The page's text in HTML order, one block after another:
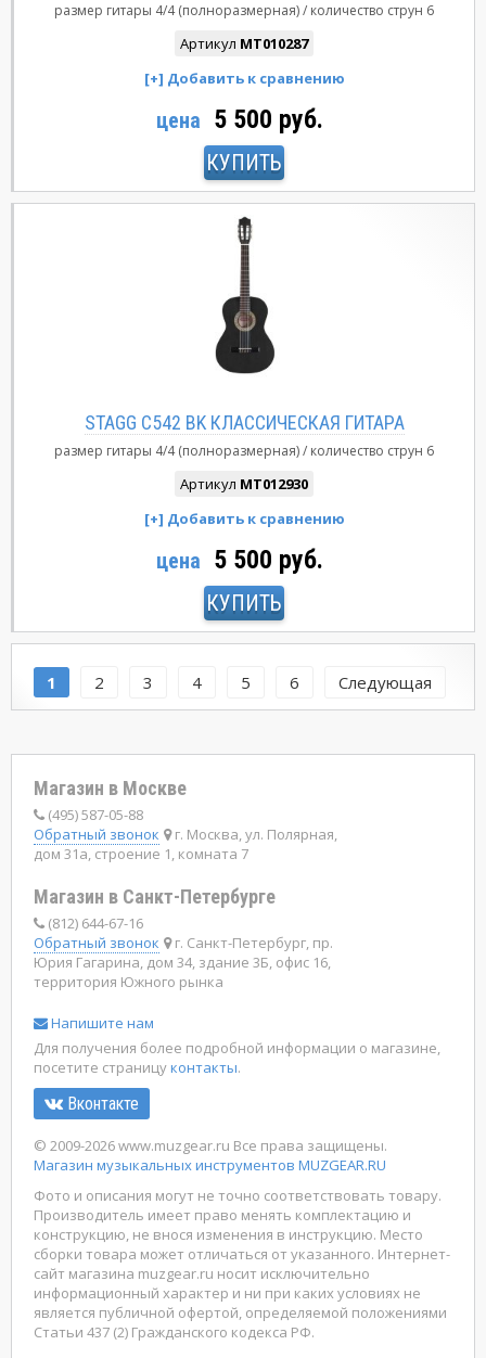
размер гитары 4/4 (полноразмерная) количество струн 6
Артикул MT010287
цена 5 500 руб.
КУПИТЬ
STAGG C542 BK КЛАССИЧЕСКАЯ ГИТАРА
размер гитары 4/4 (полноразмерная) количество струн 6
Артикул MT012930
цена 5 500 руб.
КУПИТЬ
1 2 3 4 5 6 Следующая
Магазин в Москве
(495) 587-05-88
Обратный звонок
г. Москва, ул. Полярная,
дом 31а, строение 1, комната 7
Магазин в Санкт-Петербурге
(812) 644-67-16
Обратный звонок
г. Санкт-Петербург, пр.
Юрия Гагарина, дом 34, здание 3Б, офис 16,
территория Южного рынка
Напишите нам
Для получения более подробной информации о магазине,
посетите страницуконтакты.
Вконтакте
© 2009-2026 www.muzgear.ru Все права защищены.
Магазин музыкальных инструментов MUZGEAR.RU
Фото и описания могут не точно соответствовать товару.
Производитель имеет право менять комплектацию и
конструкцию, не внося изменения в инструкцию. Место
сборки товара может отличаться от указанного. Интернет-
сайт магазина muzgear.ru носит исключительно
информационный характер и ни при каких условиях не
является публичной офертой, определяемой положениями
Статьи 437 (2) Гражданского кодекса РФ.